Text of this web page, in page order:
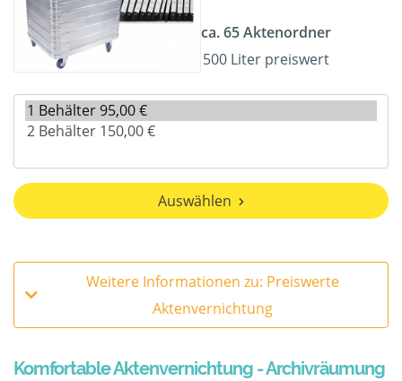
ca. 65 Aktenordner
500 Liter preiswert
Auswählen
Weitere Informationen zu: Preiswerte
Aktenvernichtung
Komfortable Aktenvernichtung - Archivräumung